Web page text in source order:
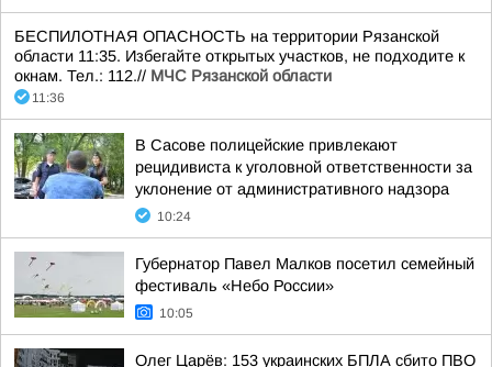
БЕСПИЛОТНАЯ ОПАСНОСТЬ на территории Рязанской
области 11:35. Избегайте открытых участков, не подходите к
окнам. Тел.: 112.// МЧС Рязанской области
11:36
В Сасове полицейские привлекают
рецидивиста к уголовной ответственности за
уклонение от административного надзора
10:24
Губернатор Павел Малков посетил семейный
фестиваль «Небо России»
10:05
Олег Царёв: 153 украинских БПЛА сбито ПВО